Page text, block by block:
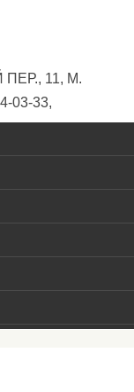
11, М.
03-33,